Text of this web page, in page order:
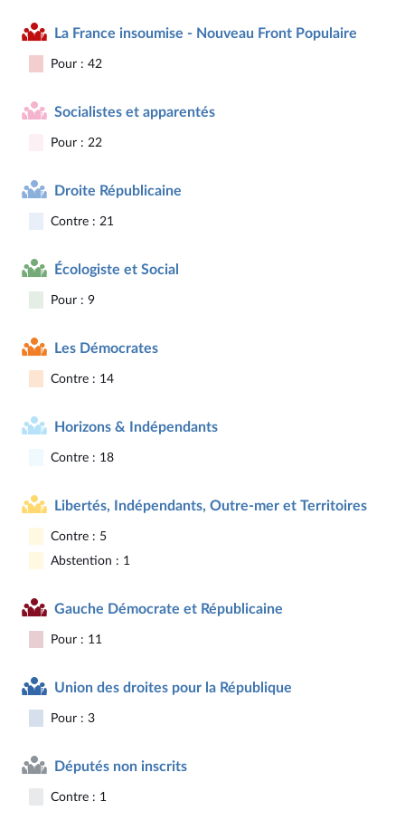
La France insoumise - Nouveau Front Populaire
Pour : 42
Socialistes et apparentés
Pour : 22
Droite Républicaine
Contre : 21
Écologiste et Social
Pour : 9
Les Démocrates
Contre : 14
Horizons & Indépendants
Contre : 18
Libertés, Indépendants, Outre-mer et Territoires
Contre : 5
Abstention : 1
Gauche Démocrate et Républicaine
Pour : 11
Union des droites pour la République
Pour : 3
Députés non inscrits
Contre : 1